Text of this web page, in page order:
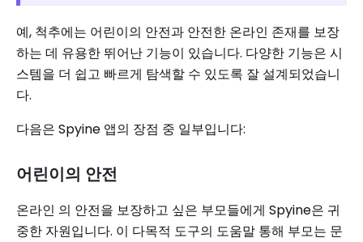
예, 척추에는 어린이의 안전과 안전한 온라인 존재를 보장
하는 데 유용한 뛰어난 기능이 있습니다. 다양한 기능은 시
스템을 더 쉽고 빠르게 탐색할 수 있도록 잘 설계되었습니
다.
다음은 Spyine 앱의 장점 중 일부입니다:
어린이의 안전
온라인 의 안전을 보장하고 싶은 부모들에게 Spyine은 귀
중한 자원입니다. 이 다목적 도구의 도움말 통해 부모는 문